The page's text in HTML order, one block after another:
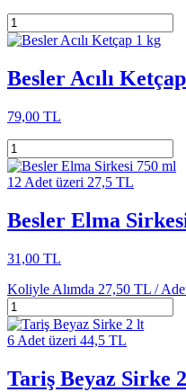
Besler Acılı
79,00 TL
12 Adet üzeri 27,5 TL
Besler Elma
31,00 TL
Koliyle Alımda 27,50 TL /
6 Adet üzeri 44,5 TL
Tariş Beyaz Sirke